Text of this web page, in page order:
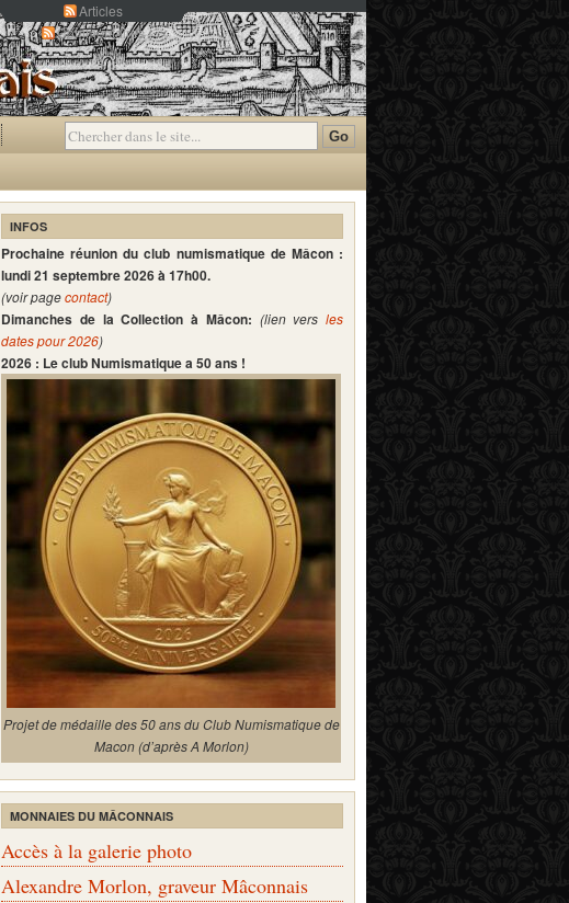
Articles
Commentaires
INFOS
Prochaine réunion du club numismatique de Mâcon :
lundi 21 septembre 2026 à 17h00.
(voir pagecontact)
Dimanches de la Collection à Mâcon: (lien vers les
dates pour 2026)
2026 : Le club Numismatique a 50 ans !
Projet de médaille des 50 ans du Club Numismatique de
Macon (d’après A Morlon)
MONNAIES DU MÂCONNAIS
Accès à la galerie photo
Alexandre Morlon, graveur Mâconnais